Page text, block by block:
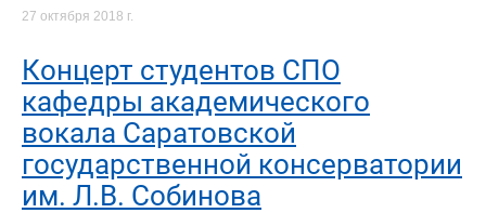
27 октября 2018 г.
Концерт студентов СПО
кафедры академического
вокала Саратовской
государственной консерватории
им. Л.В. Собинова